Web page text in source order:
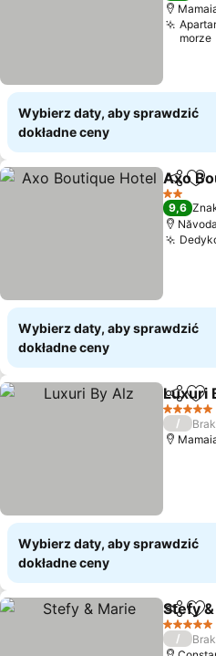
morze
Wybierz daty, aby sprawdzić
dokładne ceny
Axo
2 Kategoria
9,6
Wybierz daty, aby sprawdzić
dokładne ceny
Luxuri
5 Kategoria
/
Wybierz daty, aby sprawdzić
dokładne ceny
Stefy
5 Kategoria
/